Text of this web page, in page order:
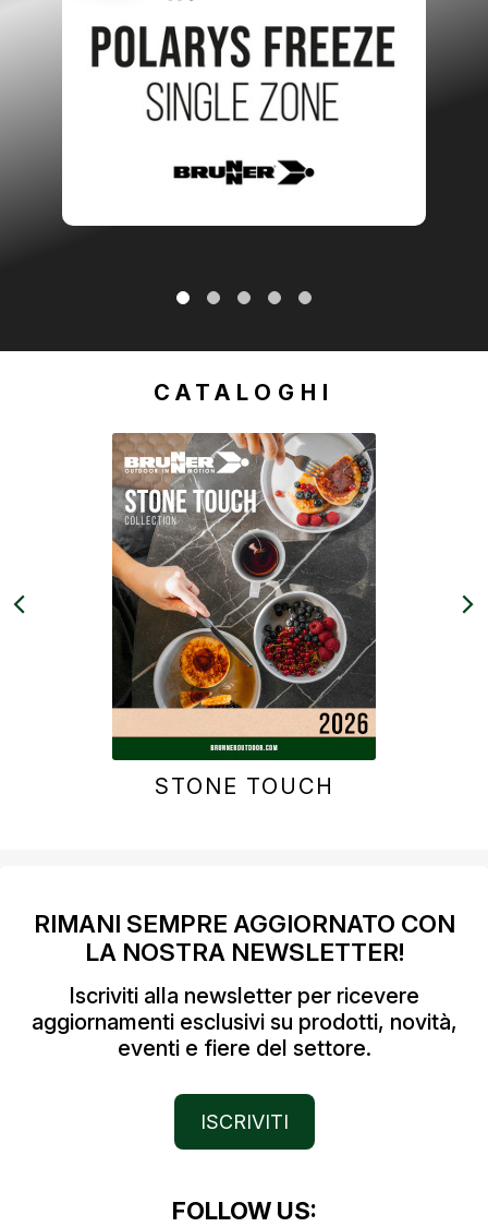
1 2 3 4 5
CATALOGHI
chevron_left
STONE TOUCH
chevron_right
RIMANI SEMPRE AGGIORNATO CON
LA NOSTRA NEWSLETTER!
Iscriviti alla newsletter per ricevere
aggiornamenti esclusivi su prodotti, novità,
eventi e fiere del settore.
ISCRIVITI
FOLLOW US: